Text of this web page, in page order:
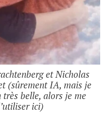
et Nicholas
(sûrement IA, mais je
belle, alors je me
ici)